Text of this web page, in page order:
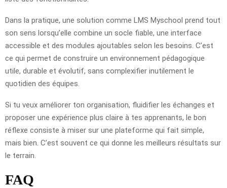
Dans la pratique, une solution comme LMS Myschool prend tout
son sens lorsqu’elle combine un socle fiable, une interface
accessible et des modules ajoutables selon les besoins. C’est
ce qui permet de construire un environnement pédagogique
utile, durable et évolutif, sans complexifier inutilement le
quotidien des équipes.
Si tu veux améliorer ton organisation, fluidifier les échanges et
proposer une expérience plus claire à tes apprenants, le bon
réflexe consiste à miser sur une plateforme qui fait simple,
mais bien. C’est souvent ce qui donne les meilleurs résultats sur
le terrain.
FAQ